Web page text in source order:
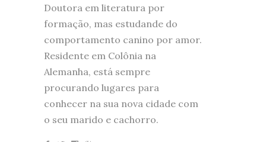
Doutora em literatura por
formação, mas estudande do
comportamento canino por amor.
Residente em Colônia na
Alemanha, está sempre
procurando lugares para
conhecer na sua nova cidade com
o seu marido e cachorro.